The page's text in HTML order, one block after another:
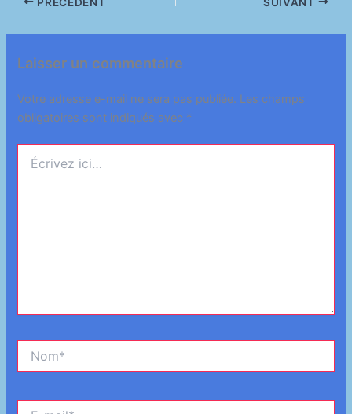
Laisser un commentaire
Votre adresse e-mail ne sera pas publiée. Les champs
obligatoires sont indiqués avec *
ici…